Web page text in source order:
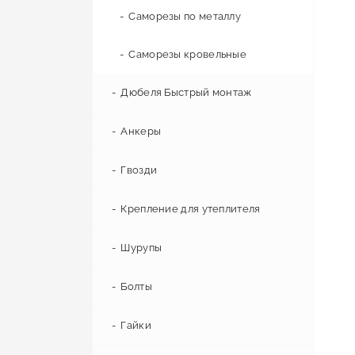
Вентиляция кровли
Кровельные вентиляторы
Аэраторы кровельные
Щиты распределительные
Короб для провода
Вилка электрическая
Удлинители
Рамки
Материалы для прокладки кабеля
Лист металлический
Труба профильная
Труба водогазопроводная (ВГП)
Труба электросварная
Шестигранник
Проволока
Саморезы по металлу
Саморезы кровельные
Дюбеля Быстрый монтаж
Анкеры
Гвозди
Крепление для утеплителя
Шурупы
Болты
Гайки